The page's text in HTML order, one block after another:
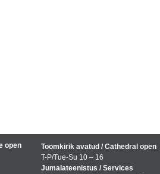
open
Toomkirik avatud / Cathedral open
T-P/Tue-Su 10 – 16
Jumalateenistus / Services